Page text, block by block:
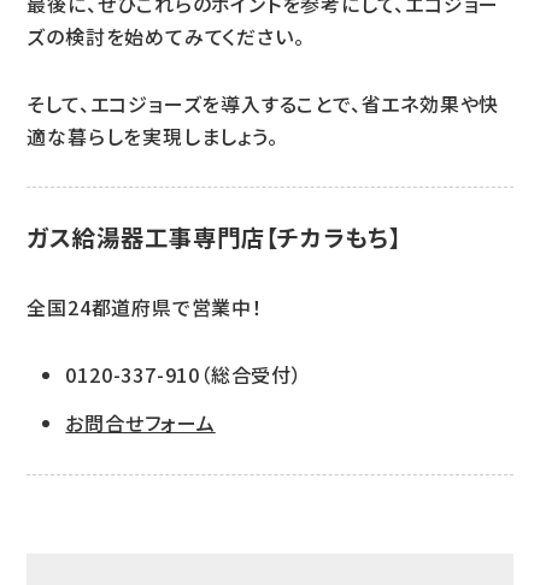
ズの検討を始めてみてください。
そして、エコジョーズを導入することで、省エネ効果や快
適な暮らしを実現しましょう。
ガス給湯器工事専門店【チカラもち】
全国24都道府県で営業中！
0120-337-910（総合受付）
お問合せフォーム